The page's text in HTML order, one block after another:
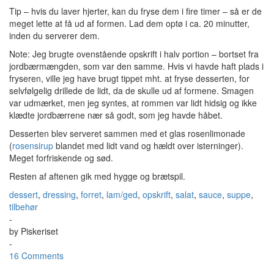
Tip – hvis du laver hjerter, kan du fryse dem i fire timer – så er de
meget lette at få ud af formen. Lad dem optø i ca. 20 minutter,
inden du serverer dem.
Note: Jeg brugte ovenstående opskrift i halv portion – bortset fra
jordbærmængden, som var den samme. Hvis vi havde haft plads i
fryseren, ville jeg have brugt tippet mht. at fryse desserten, for
selvfølgelig drillede de lidt, da de skulle ud af formene. Smagen
var udmærket, men jeg syntes, at rommen var lidt hidsig og ikke
klædte jordbærrene nær så godt, som jeg havde håbet.
Desserten blev serveret sammen med et glas rosenlimonade
(rosensirup blandet med lidt vand og hældt over isterninger).
Meget forfriskende og sød.
Resten af aftenen gik med hygge og brætspil.
dessert, dressing, forret, lam/ged, opskrift, salat, sauce, suppe,
tilbehør
-
by Piskeriset
-
16 Comments